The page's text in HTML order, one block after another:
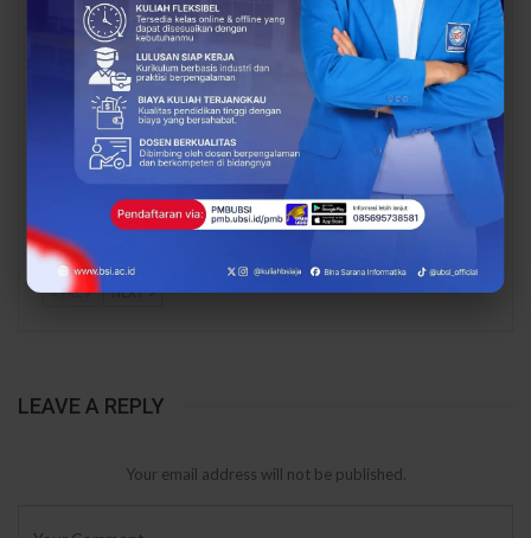
Dari Catatan Manual
Menuju Digital, UBSI
Mawar Burangrang
Kelola…
Dari Sampah Jadi
Rupiah, UBSI Bantu
Bank Sampah Mawar
Burangrang Go Digital
PREV NEXT
LEAVE A REPLY
Your email address will not be published.